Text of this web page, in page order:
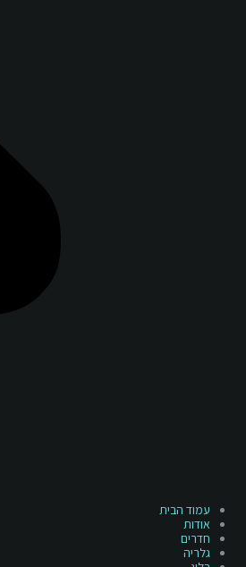
עמוד הבית
אודות
חדרים
גלריה